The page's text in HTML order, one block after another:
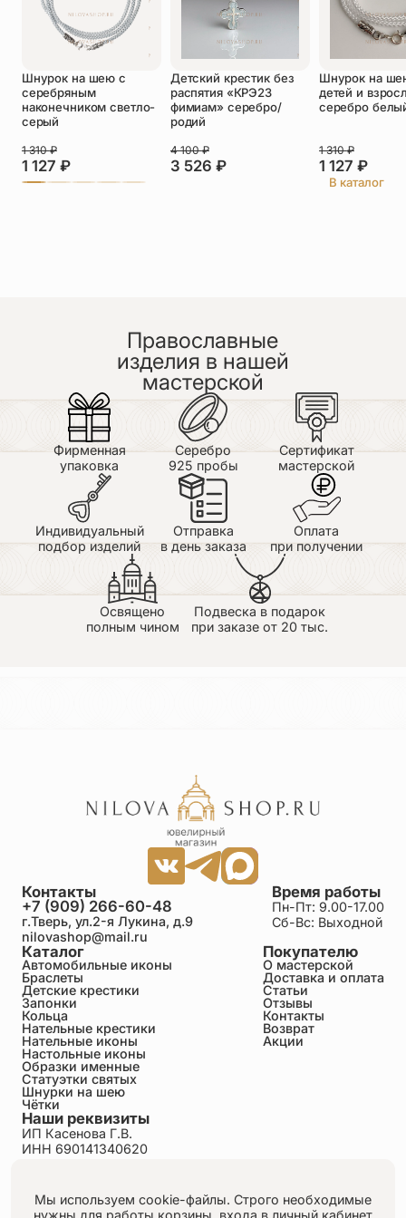
Оставить отзыв
Подтверждаю свое согласие с
политикой конфиденциальностии даю
согласие на обработку персональных
данных
Пока нет отзывов. Будьте первым!
Шнурок на шею с
серебряным
наконечником светло-
серый
1 127 ₽
1 310₽
Детский крестик без
распятия «КРЭ23
фимиам» серебро/
родий
3 526 ₽
4 100₽
Шнурок на
детей и
серебро
1 127 ₽
1 310₽
В каталог
Православные
изделия в нашей
мастерской
Фирменная
упаковка
Серебро
925 пробы
Сертификат
мастерской
Индивидуальный
подбор изделий
Отправка
в день заказа
Оплата
при получении
Освящено
полным чином
Подвеска в подарок
при заказе от 20 тыс.
Каталог
Автомобильные иконы
Браслеты
Детские крестики
Запонки
Кольца
Нательные крестики
Нательные иконы
Настольные иконы
Образки именные
Статуэтки святых
Шнурки на шею
Чётки
Покупателю
О мастерской
Доставка и оплата
Статьи
Отзывы
Контакты
Возврат
Акции
Время работы
Пн-Пт: 9.00-17.00
Сб-Вс: Выходной
Контакты
+7 (909) 266-60-48
г.Тверь, ул.2-я Лукина, д.9
nilovashop@mail.ru
Наши реквизиты
ИП Касенова Г.В.
ИНН 690141340620
Пользовательское соглашение
Публичная оферта
Мы используем cookie-файлы. Строго необходимые
нужны для работы корзины, входа в личный кабинет